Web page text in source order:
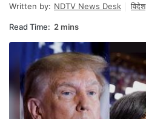
Written by: NDTV News Desk विदेश
Read Time: 2 mins